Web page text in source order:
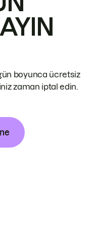
boyunca ücretsiz
zaman iptal edin.